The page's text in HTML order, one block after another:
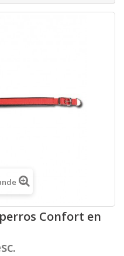
Confort en